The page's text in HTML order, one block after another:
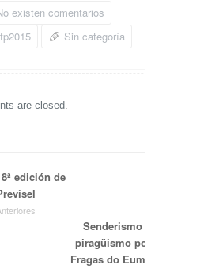
existen comentarios
Sin categoría
are closed.
edición de
Senderismo y
piragüismo por
Fragas do Eume